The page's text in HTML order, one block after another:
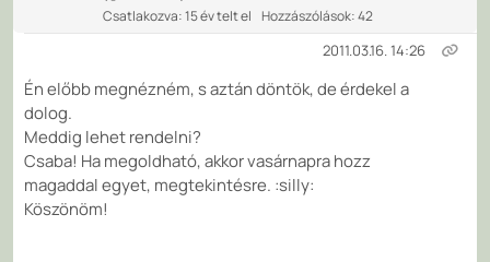
Csatlakozva: 15 év telt el Hozzászólások: 42
2011.03.16. 14:26
Én előbb megnézném, s aztán döntök, de érdekel a
dolog.
Meddig lehet rendelni?
Csaba! Ha megoldható, akkor vasárnapra hozz
magaddal egyet, megtekintésre. :silly:
Köszönöm!